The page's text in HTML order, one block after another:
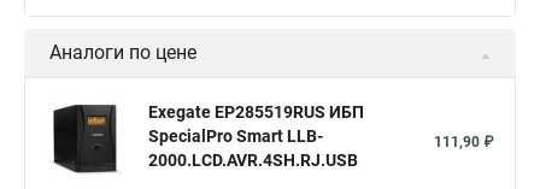
Аналоги по цене
Exegate EP285519RUS ИБП
SpecialPro Smart LLB-
2000.LCD.AVR.4SH.RJ.USB
111,90 ₽